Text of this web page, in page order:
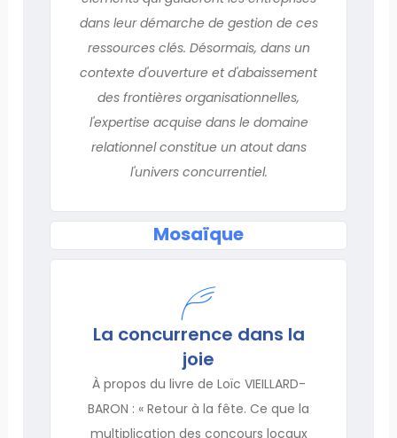
dans leur démarche de gestion de ces
ressources clés. Désormais, dans un
contexte d'ouverture et d'abaissement
des frontières organisationnelles,
l'expertise acquise dans le domaine
relationnel constitue un atout dans
l'univers concurrentiel.
Mosaïque
La concurrence dans la
joie
À propos du livre de Loïc VIEILLARD-
BARON : « Retour à la fête. Ce que la
multiplication des concours locaux